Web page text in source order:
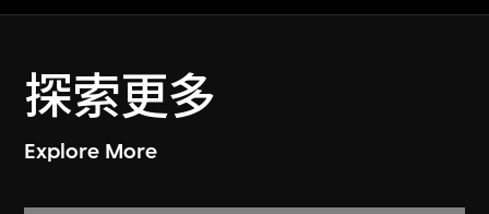
探索更多
Explore More